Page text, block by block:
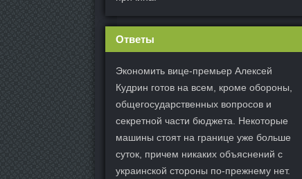
Ответы
Экономить вице-премьер Алексей
Кудрин готов на всем, кроме обороны,
общегосударственных вопросов и
секретной части бюджета. Некоторые
машины стоят на границе уже больше
суток, причем никаких объяснений с
украинской стороны по-прежнему нет.